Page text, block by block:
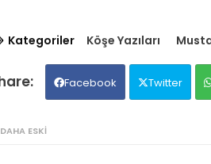
Kategoriler Köşe Yazıları
Facebook Twitter
DAHA ESKI